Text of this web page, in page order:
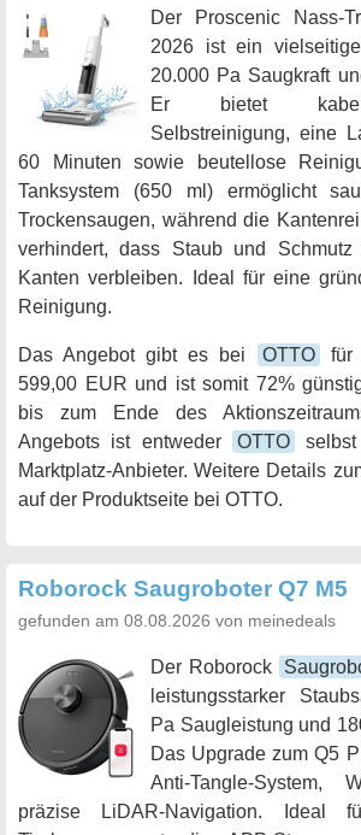
Der Proscenic Nass-
2026 ist ein
20.000 Pa Saugkraft
Er bietet
Selbstreinigung, eine
60 Minuten sowie beutellose
Tanksystem (650 ml) ermöglicht
Trockensaugen, während die
verhindert, dass Staub und
Kanten verbleiben. Ideal für eine
Reinigung.
Das Angebot gibt es bei OTTO
für
599,00 EUR und ist somit 72%
bis zum Ende des
Angebots ist entweder
OTTO
Marktplatz-Anbieter. Weitere Details
auf der Produktseite bei OTTO.
Roborock Saugroboter Q7 M5
gefunden am 08.08.2026 von meinedeals
Der Roborock
leistungsstarker
Pa Saugleistung und
Das Upgrade zum Q5
Anti-Tangle-System,
präzise LiDAR-Navigation. Ideal